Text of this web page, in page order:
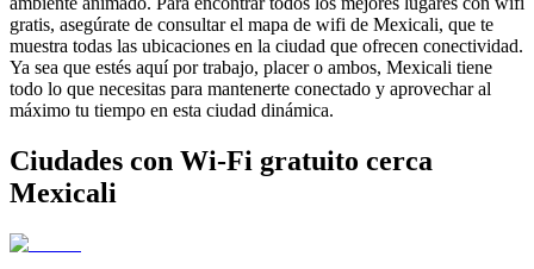
gratis, asegúrate de consultar el mapa de wifi de Mexicali, que te
muestra todas las ubicaciones en la ciudad que ofrecen conectividad.
Ya sea que estés aquí por trabajo, placer o ambos, Mexicali tiene
todo lo que necesitas para mantenerte conectado y aprovechar al
máximo tu tiempo en esta ciudad dinámica.
Ciudades con Wi-Fi gratuito cerca
Mexicali